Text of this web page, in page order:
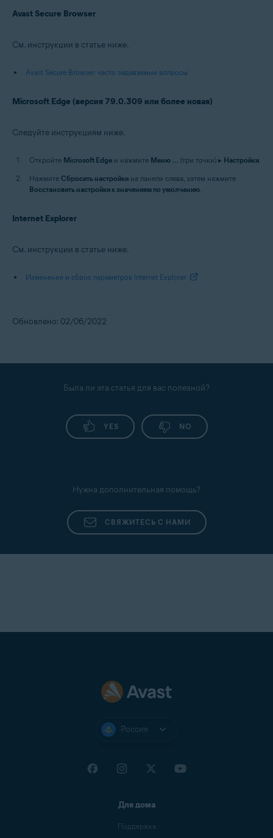
Avast Secure Browser
См. инструкции в статье ниже.
Avast Secure Browser: часто задаваемые вопросы
Microsoft Edge (версия 79.0.309 или более новая)
Следуйте инструкциям ниже.
Откройте Microsoft Edge и нажмите Меню … (три точки) ▸ Настройки.
Нажмите Сбросить настройки на панели слева, затем нажмите
Восстановить настройки к значениям по умолчанию.
Internet Explorer
См. инструкции в статье ниже.
Изменение и сброс параметров Internet Explorer
Обновлено: 02/06/2022
Была ли эта статья для вас полезной?
YES NO
Нужна дополнительная помощь?
СВЯЖИТЕСЬ С НАМИ
Россия
Для дома
Поддержка